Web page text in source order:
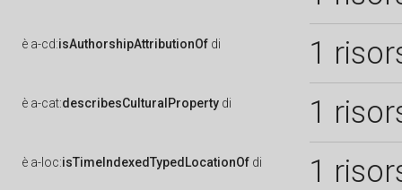
è a-cd:isAuthorshipAttributionOf di 1
è a-cat:describesCulturalProperty di 1
è a-loc:isTimeIndexedTypedLocationOf di 1